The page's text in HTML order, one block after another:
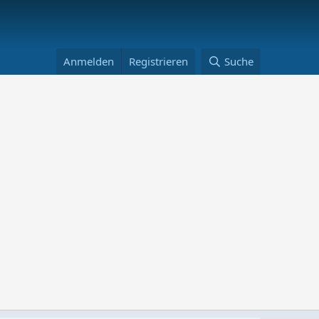
Anmelden Registrieren Suche